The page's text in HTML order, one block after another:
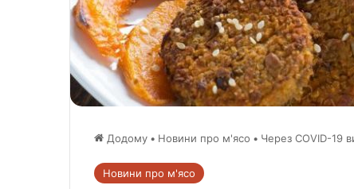
Додому • Новини про м'ясо • Через COVID-19
Новини про м'ясо